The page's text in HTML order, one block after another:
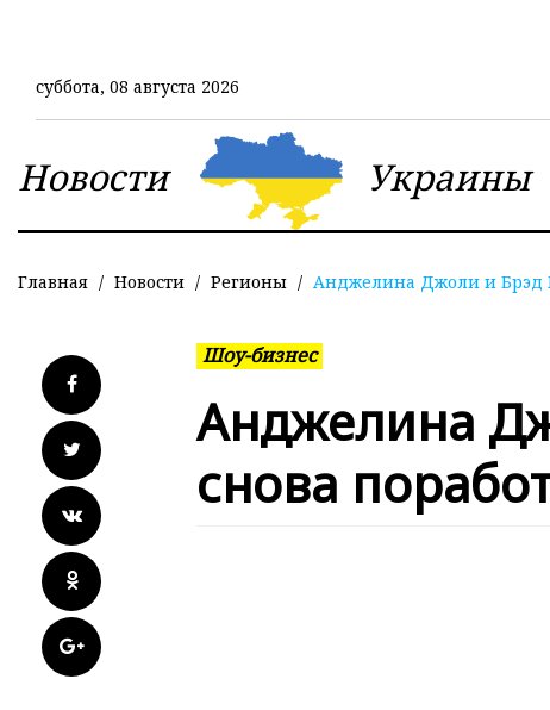
содержанию
суббота, 08 августа 2026
Новости Украины
Главная Новости Регионы Анджелина Джоли и Брэд
Анджелина
снова
Шоу-бизнес